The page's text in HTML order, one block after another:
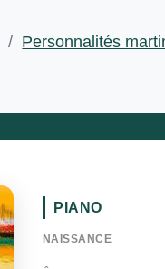
/ Personnalités
PIANO
NAISSANCE